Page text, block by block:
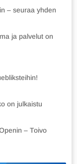
– seuraa yhden
ja palvelut on
on julkaistu
– Toivo